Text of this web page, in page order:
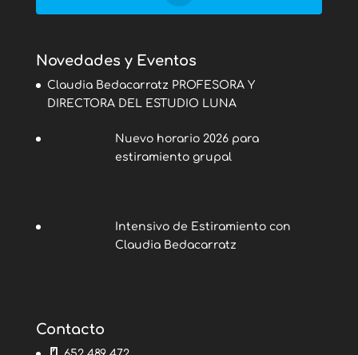
Novedades y Eventos
Claudia Bedacarratz PROFESORA Y
DIRECTORA DEL ESTUDIO LUNA
Nuevo horario 2026 para
estiramiento grupal
Intensivo de Estiramiento con
Claudia Bedacarratz
Contacto